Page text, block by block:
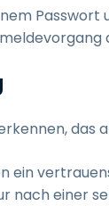
Passwort
das
ein
nach einer